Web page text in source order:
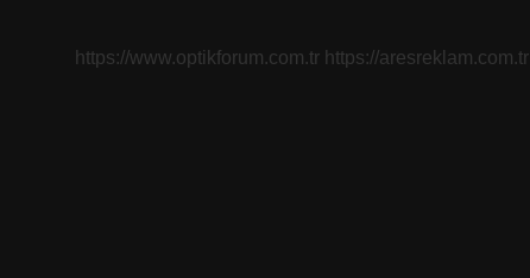
https://www.optikforum.com.tr https://aresreklam.com.tr